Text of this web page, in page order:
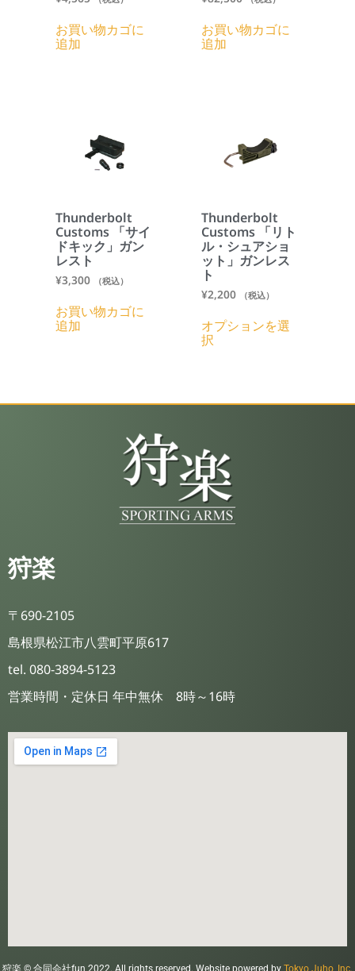
お買い物カゴに
追加
お買い物カゴに
追加
Thunderbolt
Customs 「サイ
ドキック」ガン
レスト
¥3,300 （税込）
お買い物カゴに
追加
Thunderbolt
Customs 「リト
ル・シュアショ
ット」ガンレス
ト
¥2,200 （税込）
オプションを選
択
狩楽
〒690-2105
島根県松江市八雲町平原617
tel. 080-3894-5123
営業時間・定休日 年中無休 8時～16時
狩楽 © 合同会社fun 2022. All rights reserved. Website powered by Tokyo Juho, Inc.